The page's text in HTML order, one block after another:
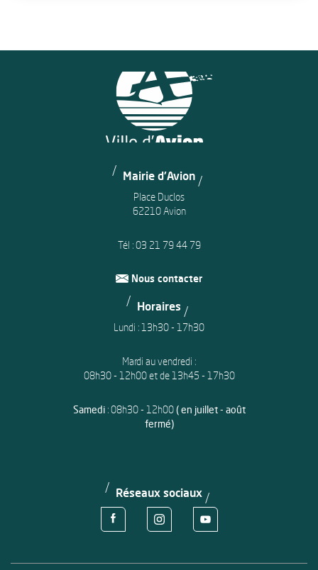
Mairie d'Avion
Place Duclos
62210 Avion
Tél :03 21 79 44 79
Nous contacter
Horaires
Lundi : 13h30 - 17h30
Mardi au vendredi :
08h30 - 12h00 et de 13h45 - 17h30
Samedi: 08h30 - 12h00( en juillet - août
fermé)
Réseaux sociaux
Voir la page Facebook de la ville d'Avion
Voir le compte Instagram de la ville
Voir le compte Youtube de